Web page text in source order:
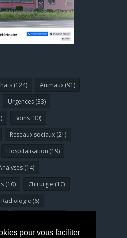
pour vous faciliter
(124)
Animaux (91)
Urgences (33)
Soins (30)
Réseaux sociaux (21)
Hospitalisation (19)
(14)
(10)
Chirurgie (10)
Radiologie (6)